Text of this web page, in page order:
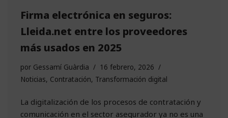
Firma electrónica en seguros:
Lleida.net entre los proveedores
más usados en 2025
por Gessamí Guàrdia
16 febrero, 2026
Noticias, Contratación, Transformación digital
La digitalización de los procesos de contratación y
comunicación en el sector asegurador ya no es una